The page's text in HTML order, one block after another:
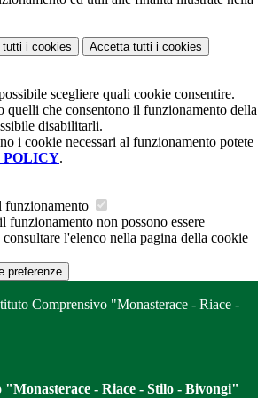
tutti i cookies Accetta tutti i cookies
scegliere quali cookie consentire.
quelli che consentono il funzionamento della
disabilitarli.
i cookie necessari al funzionamento potete
POLICY.
funzionamento
funzionamento non possono essere
l'elenco nella pagina della cookie
preferenze
Comprensivo "Monasterace - Riace -
- Riace - Stilo - Bivongi"